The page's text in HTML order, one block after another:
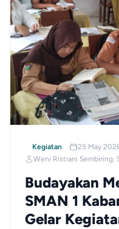
Kegiatan 25 May
Weni Ristiani Sembiring,
Budayakan
SMAN 1
Gelar